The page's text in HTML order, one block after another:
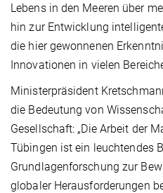
Lebens in den Meeren über
hin zur Entwicklung
die hier gewonnenen
Innovationen in vielen
Ministerpräsident
die Bedeutung von
Gesellschaft: „Die Arbeit der
Tübingen ist ein leuchtendes
Grundlagenforschung zur
globaler Herausforderungen